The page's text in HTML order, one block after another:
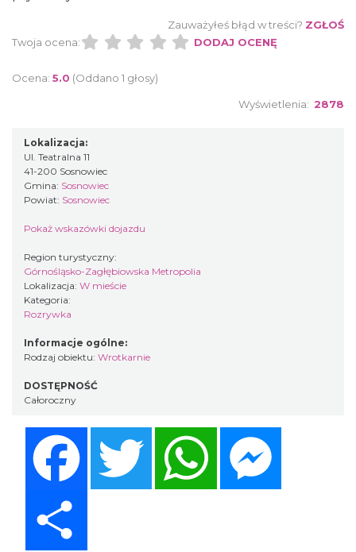
Zauważyłeś błąd w treści? ZGŁOŚ
Twoja ocena:
DODAJ OCENĘ
Ocena: 5.0 (Oddano 1 głosy)
Wyświetlenia: 2878
Lokalizacja:
Ul. Teatralna 11
41-200 Sosnowiec
Gmina: Sosnowiec
Powiat: Sosnowiec
Pokaż wskazówki dojazdu
Region turystyczny:
Górnośląsko-Zagłębiowska Metropolia
Lokalizacja: W mieście
Kategoria:
Rozrywka
Informacje ogólne:
Rodzaj obiektu: Wrotkarnie
DOSTĘPNOŚĆ
Całoroczny
Twitter WhatsApp